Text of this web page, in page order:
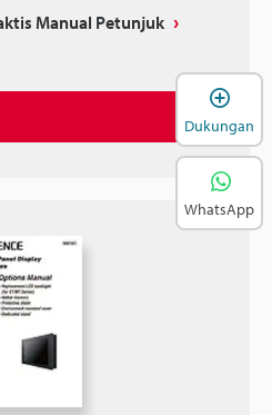
Manual Petunjuk
Dukungan
WhatsApp